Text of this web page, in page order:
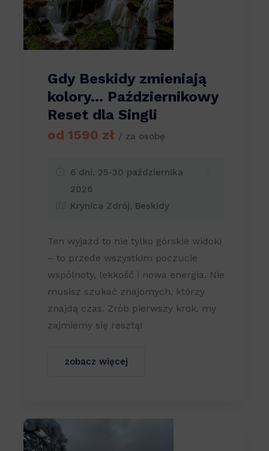
Gdy Beskidy zmieniają
kolory… Październikowy
Reset dla Singli
od 1590 zł / za osobę
6 dni, 25-30 października
2026
Krynica Zdrój, Beskidy
Ten wyjazd to nie tylko górskie widoki
– to przede wszystkim poczucie
wspólnoty, lekkość i nowa energia. Nie
musisz szukać znajomych, którzy
znajdą czas. Zrób pierwszy krok, my
zajmiemy się resztą!
zobacz więcej